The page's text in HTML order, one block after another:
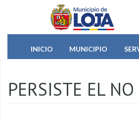
Pasar al contenido principal
INICIO
MUNICIPIO
PERSISTE EL